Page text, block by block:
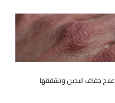
علاج جفاف اليدين وتشققها